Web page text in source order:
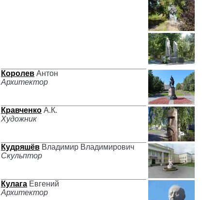
Королев Антон
Архитектор
Кравченко А.К.
Художник
Кудряшёв Владимир Владимирович
Скульптор
Кулага Евгений
Архитектор